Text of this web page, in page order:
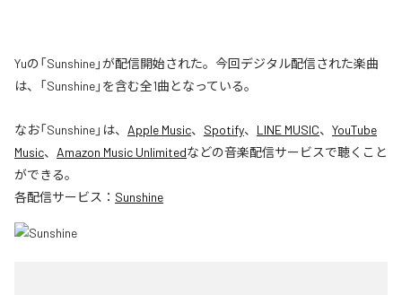
Yuの「Sunshine」が配信開始された。今回デジタル配信された楽曲
は、「Sunshine」を含む全1曲となっている。
なお「Sunshine」は、 Apple Music、 Spotify、 LINE MUSIC、 YouTube
Music、 Amazon Music Unlimitedなどの音楽配信サービスで聴くこと
ができる。
各配信サービス： Sunshine